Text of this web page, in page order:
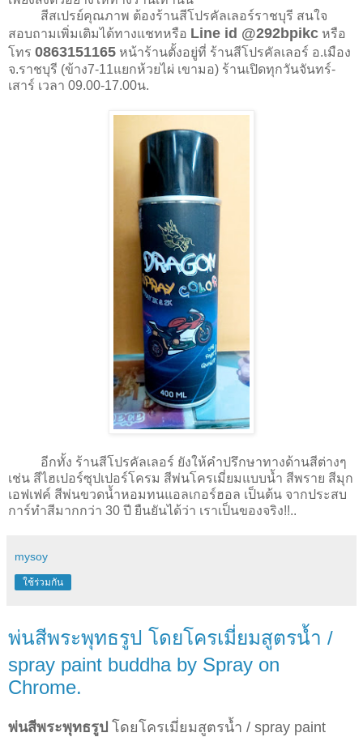
สีสเปรย์คุณภาพ ต้องร้านสีโปรคัลเลอร์ราชบุรี สนใจ
สอบถามเพิ่มเติมได้ทางแชทหรือ Line id @292bpikc หรือ
โทร 0863151165 หน้าร้านตั้งอยู่ที่ ร้านสีโปรคัลเลอร์ อ.เมือง
จ.ราชบุรี (ข้าง7-11แยกห้วยไผ่ เขามอ) ร้านเปิดทุกวันจันทร์-
เสาร์ เวลา 09.00-17.00น.
อีกทั้ง ร้านสีโปรคัลเลอร์ ยังให้คำปรึกษาทางด้านสีต่างๆ
เช่น สีไฮเปอร์ซุปเปอร์โครม สีพ่นโครเมี่ยมแบบน้ำ สีพราย สีมุก
เอฟเฟค์ สีพ่นขวดน้ำหอมทนแอลเกอร์ฮอล เป็นต้น จากประสบ
การ์ทำสีมากกว่า 30 ปี ยืนยันได้ว่า เราเป็นของจริง!!..
mysoy
ใช้ร่วมกัน
พ่นสีพระพุทธรูป โดยโครเมี่ยมสูตรน้ำ /
spray paint buddha by Spray on
Chrome.
พ่นสีพระพุทธรูป โดยโครเมี่ยมสูตรน้ำ / spray paint